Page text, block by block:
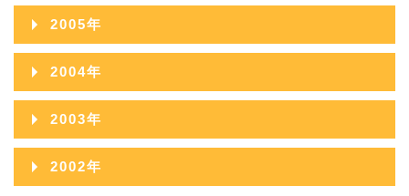
2013年03月
2013年02月
2013年01月
2012年03月
2012年02月
2012年01月
2011年06月
2011年05月
2011年03月
2011年02月
2010年07月
2010年06月
2010年05月
2010年03月
2009年08月
2009年07月
2009年06月
2009年05月
2008年09月
2008年08月
2008年07月
2008年06月
2008年05月
2007年11月
2007年10月
2007年09月
2007年08月
2007年07月
2006年12月
2006年11月
2006年10月
2006年09月
2006年08月
2005年
2005年12月
2005年11月
2005年10月
2005年09月
2004年
2004年12月
2004年11月
2004年10月
2003年
2003年12月
2002年